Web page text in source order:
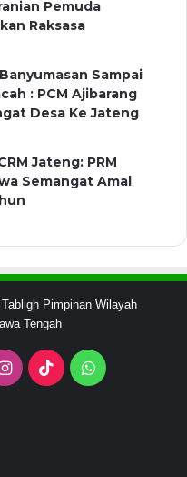
Pemuda
Raksasa
Sampai
: PCM Ajibarang
Desa Ke Jateng
Jateng: PRM
Semangat Amal
Pimpinan Wilayah
Tengah
Instagram
TikTokWhatsApp